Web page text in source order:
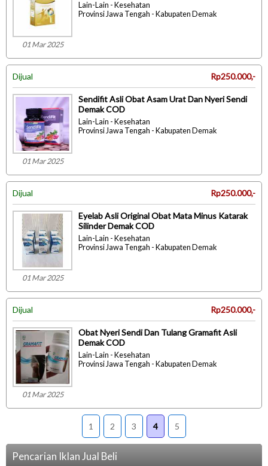
01 Mar 2025
Lain-Lain - Kesehatan
Provinsi Jawa Tengah - Kabupaten Demak
Dijual Rp250.000,-
01 Mar 2025
Sendifit Asli Obat Asam Urat Dan Nyeri Sendi
Demak COD
Lain-Lain - Kesehatan
Provinsi Jawa Tengah - Kabupaten Demak
Dijual Rp250.000,-
01 Mar 2025
Eyelab Asli Original Obat Mata Minus Katarak
Silinder Demak COD
Lain-Lain - Kesehatan
Provinsi Jawa Tengah - Kabupaten Demak
Dijual Rp250.000,-
01 Mar 2025
Obat Nyeri Sendi Dan Tulang Gramafit Asli
Demak COD
Lain-Lain - Kesehatan
Provinsi Jawa Tengah - Kabupaten Demak
1 2 3 4 5
Pencarian Iklan Jual Beli